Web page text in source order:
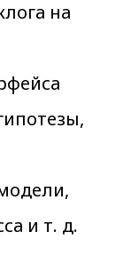
на
и т. д.